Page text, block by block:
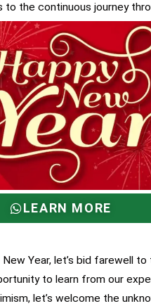
to the continuous journey
LEARN MORE
Year, let’s bid farewell
to learn from our
let’s welcome the